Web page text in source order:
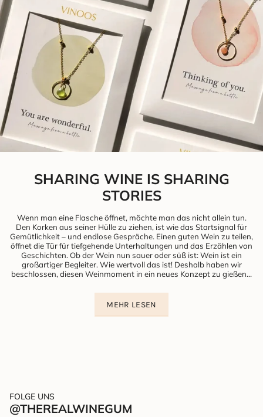
SHARING WINE IS SHARING
STORIES
Wenn man eine Flasche öffnet, möchte man das nicht allein tun.
Den Korken aus seiner Hülle zu ziehen, ist wie das Startsignal für
Gemütlichkeit – und endlose Gespräche. Einen guten Wein zu teilen,
öffnet die Tür für tiefgehende Unterhaltungen und das Erzählen von
Geschichten. Ob der Wein nun sauer oder süß ist: Wein ist ein
großartiger Begleiter. Wie wertvoll das ist! Deshalb haben wir
beschlossen, diesen Weinmoment in ein neues Konzept zu gießen…
MEHR LESEN
FOLGE UNS
@THEREALWINEGUM